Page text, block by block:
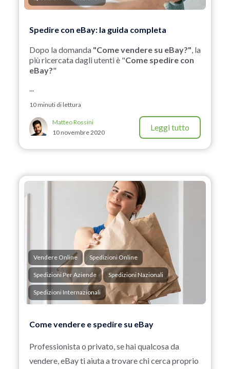
Spedire con eBay: la guida completa
Dopo la domanda "Come vendere su eBay?", la
più ricercata dagli utenti è "Come spedire con
eBay?"
...
10 minuti di lettura
Matteo Rossini
10 novembre 2020
Leggi tutto
Vendere Online Spedizioni Online
Spedizioni Per Aziende Spedizioni Nazionali
Spedizioni Internazionali
Come vendere e spedire su eBay
Professionista o privato, se hai qualcosa da
vendere, eBay ti aiuta a trovare chi cerca proprio